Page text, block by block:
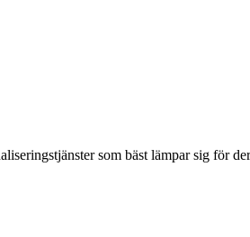
som bäst lämpar sig för